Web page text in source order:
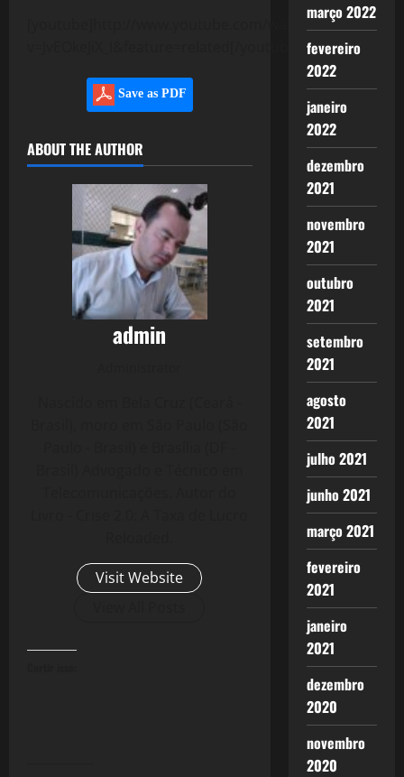
[youtube]http://www.youtube.com/watch?
Save as PDF
ABOUT THE AUTHOR
admin
Visit Website
março 2022
fevereiro
2022
janeiro
2022
dezembro
2021
novembro
2021
outubro
2021
setembro
2021
agosto
2021
julho 2021
junho 2021
março 2021
fevereiro
2021
janeiro
2021
dezembro
2020
novembro
2020